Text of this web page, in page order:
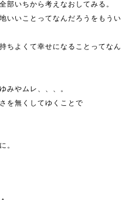
部いちから考えなおしてみる。
いいことってなんだろうをもうい
ちよくて幸せになることってなん
みやムレ、、、。
を無くしてゆくことで
。